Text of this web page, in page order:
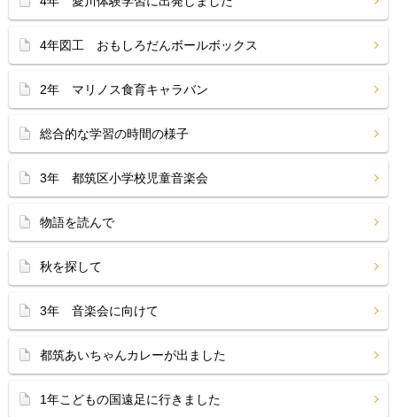
4年図工 おもしろだんボールボックス
2年 マリノス食育キャラバン
総合的な学習の時間の様子
3年 都筑区小学校児童音楽会
物語を読んで
秋を探して
3年 音楽会に向けて
都筑あいちゃんカレーが出ました
1年こどもの国遠足に行きました